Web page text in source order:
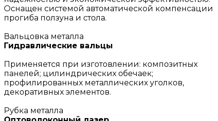
Оснащен системой автоматической компенсации
прогиба ползуна и стола.
Вальцовка металла
Гидравлические вальцы
Применяется при изготовлении: композитных
панелей; цилиндрических обечаек;
профилированных металлических уголков,
декоративных элементов.
Рубка металла